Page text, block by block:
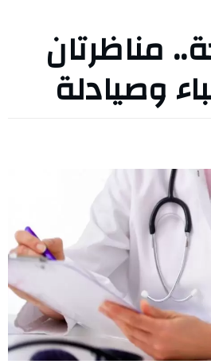
مناظرتان
وصيادلة